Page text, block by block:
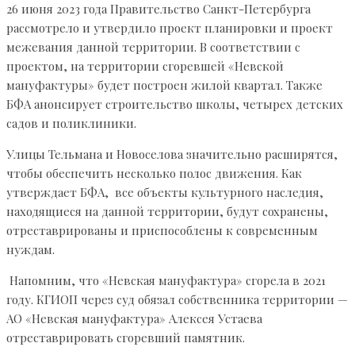
26 июня 2023 года Правительство Санкт-Петербурга
рассмотрело и утвердило проект планировки и проект
межевания данной территории. В соответствии с
проектом, на территории сгоревшей «Невской
мануфактуры» будет построен жилой квартал. Также
БФА анонсирует строительство школы, четырех детских
садов и поликлиники.
Улицы Тельмана и Новоселова значительно расширятся,
чтобы обеспечить несколько полос движения. Как
утверждает БФА, все объекты культурного наследия,
находящиеся на данной территории, будут сохранены,
отреставрированы и приспособлены к современным
нуждам.
Напомним, что «Невская мануфактура» сгорела в 2021
году. КГИОП через суд обязал собственника территории —
АО «Невская мануфактура» Алексея Устаева
отреставрировать сгоревший памятник.